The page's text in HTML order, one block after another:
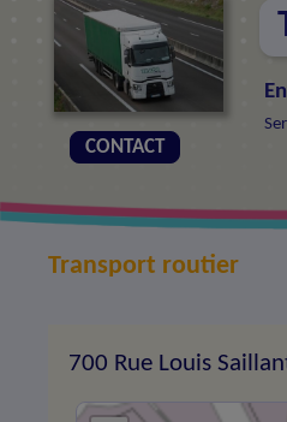
CONTACT
Transport routier
700 Rue Louis